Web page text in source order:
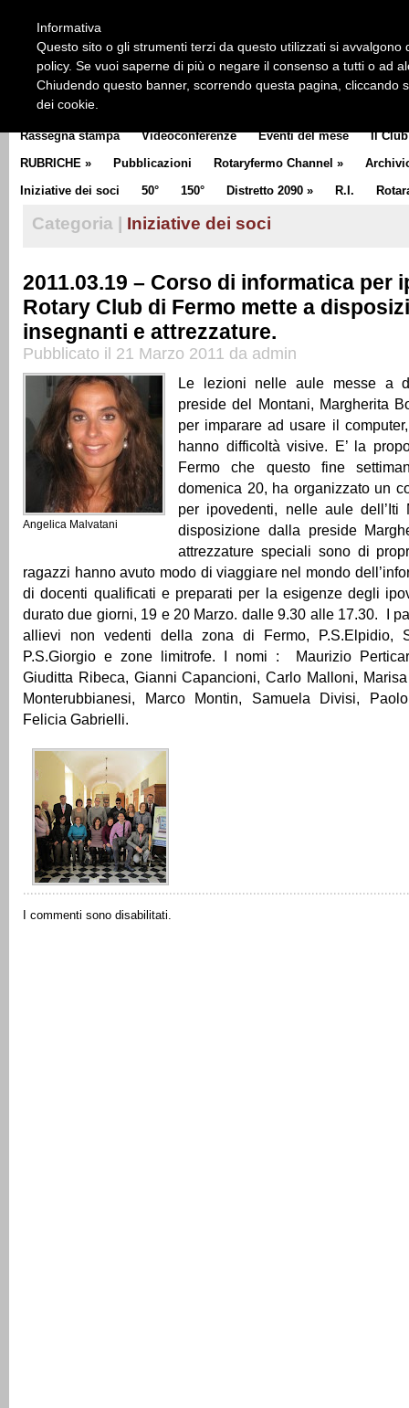
CLUB COMMUNICATOR
Rassegna stampa Videoconferenze Eventi del mese Il Club
RUBRICHE » Pubblicazioni Rotaryfermo Channel »
Iniziative dei soci
50° 150° Distretto 2090 » R.I.
Categoria | Iniziative dei soci
2011.03.19 – Corso di informatica per
Rotary Club di Fermo mette a
insegnanti e attrezzature.
Pubblicato il 21 Marzo 2011 da admin
Angelica Malvatani
Le lezioni nelle aule messe a
preside del Montani, Margherita
per imparare ad usare il
hanno difficoltà visive. E’ la
Fermo che questo fine
domenica 20, ha organizzato un
per ipovedenti, nelle aule dell’Iti
disposizione dalla preside
attrezzature speciali sono di
ragazzi hanno avuto modo di viaggiare nel mondo
di docenti qualificati e preparati per la esigenze degli
durato due giorni, 19 e 20 Marzo. dalle 9.30 alle 17.30. I
allievi non vedenti della zona di Fermo, P.S.Elpidio,
P.S.Giorgio e zone limitrofe. I nomi : Maurizio
Giuditta Ribeca, Gianni Capancioni, Carlo Malloni,
Monterubbianesi, Marco Montin, Samuela Divisi,
Felicia Gabrielli.
I commenti sono disabilitati.
Informativa
Questo sito o gli strumenti terzi da questo utilizzati si
policy. Se vuoi saperne di più o negare il consenso a tutti o ad
Chiudendo questo banner, scorrendo questa pagina, cliccando
dei cookie.